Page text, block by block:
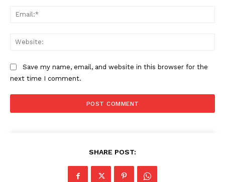
Save my name, email, and website in this browser for the
next time I comment.
SHARE POST: